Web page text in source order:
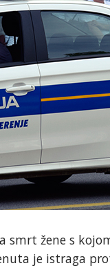
žene s
je istraga